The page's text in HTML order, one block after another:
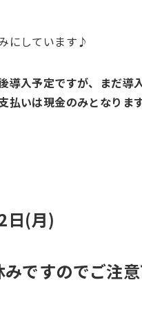
にしています♪
導入予定ですが、まだ導
払いは現金のみとなりま
日(月)
ですのでご注